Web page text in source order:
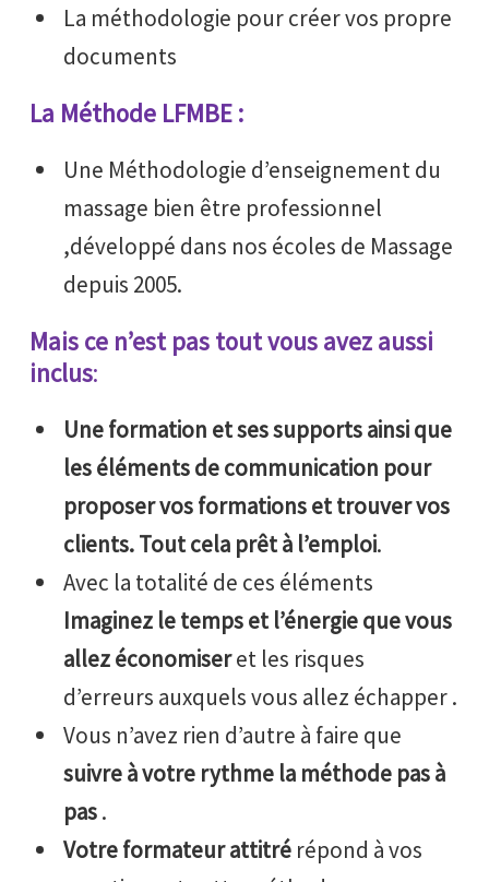
La méthodologie pour créer vos propre
documents
La Méthode LFMBE :
Une Méthodologie d’enseignement du
massage bien être professionnel
,développé dans nos écoles de Massage
depuis 2005.
Mais ce n’est pas tout vous avez aussi
inclus:
Une formation et ses supports ainsi que
les éléments de communication pour
proposer vos formations et trouver vos
clients. Tout cela prêt à l’emploi.
Avec la totalité de ces éléments
Imaginez le temps et l’énergie que vous
allez économiseret les risques
d’erreurs auxquels vous allez échapper .
Vous n’avez rien d’autre à faire que
suivre à votre rythme la méthode pas à
pas.
Votre formateur attitré répond à vos